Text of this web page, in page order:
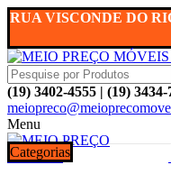
RUA VISCONDE DO
(19) 3402-4555 | (19) 3434-
Menu
Categorias